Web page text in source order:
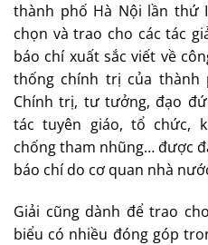
thành phố Hà Nội lần thứ
chọn và trao cho các tác
báo chí xuất sắc viết về
thống chính trị của thành
Chính trị, tư tưởng, đạo
tác tuyên giáo, tổ chức,
chống tham nhũng… được
báo chí do cơ quan nhà
Giải cũng dành để trao
biểu có nhiều đóng góp